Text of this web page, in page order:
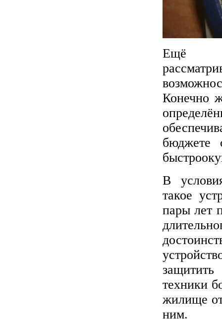
Ещё
Конечно
бюджете
В
такое
пары лет
техники
жилище от
ним.